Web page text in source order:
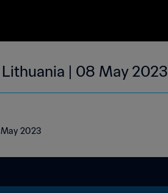
| 08 May 2023
May 2023